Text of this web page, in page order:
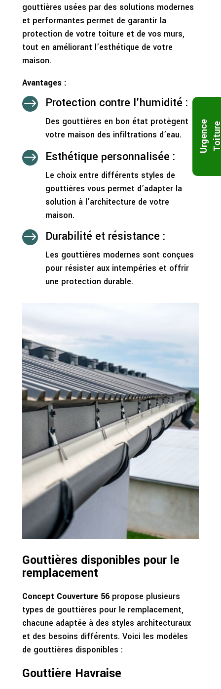
gouttières usées par des solutions modernes
et performantes permet de garantir la
protection de votre toiture et de vos murs,
tout en améliorant l’esthétique de votre
maison.
Avantages :
$ Protection contre l'humidité :
Des gouttières en bon état protègent
votre maison des infiltrations d’eau.
$ Esthétique personnalisée :
Le choix entre différents styles de
gouttières vous permet d’adapter la
solution à l’architecture de votre
maison.
$ Durabilité et résistance :
Les gouttières modernes sont conçues
pour résister aux intempéries et offrir
une protection durable.
Gouttières disponibles pour le
remplacement
Concept Couverture 56propose plusieurs
types de gouttières pour le remplacement,
chacune adaptée à des styles architecturaux
et des besoins différents. Voici les modèles
de gouttières disponibles :
Gouttière Havraise
U
r
g
e
n
c
e
T
o
i
t
u
r